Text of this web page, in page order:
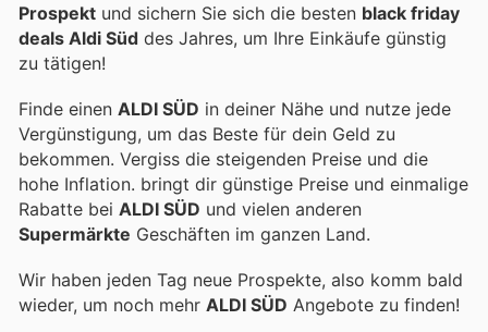
Prospekt und sichern Sie sich die besten black friday
deals Aldi Süd des Jahres, um Ihre Einkäufe günstig
zu tätigen!
Finde einen ALDI SÜD in deiner Nähe und nutze jede
Vergünstigung, um das Beste für dein Geld zu
bekommen. Vergiss die steigenden Preise und die
hohe Inflation. bringt dir günstige Preise und einmalige
Rabatte bei ALDI SÜD und vielen anderen
Supermärkte Geschäften im ganzen Land.
Wir haben jeden Tag neue Prospekte, also komm bald
wieder, um noch mehr ALDI SÜD Angebote zu finden!